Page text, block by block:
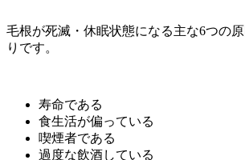
毛根が死滅・休眠状態になる主な6つの
りです。
寿命である
食生活が偏っている
喫煙者である
過度な飲酒している